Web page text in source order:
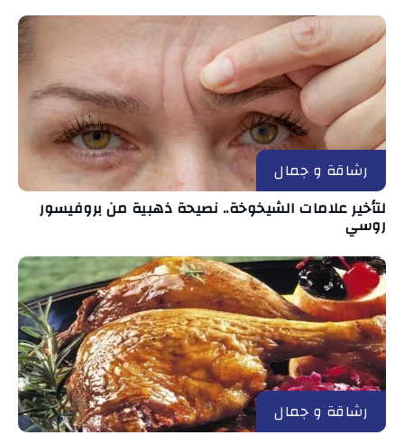
رشاقة و جمال
لتأخير علامات الشيخوخة.. نصيحة ذهبية من بروفيسور
روسي
رشاقة و جمال